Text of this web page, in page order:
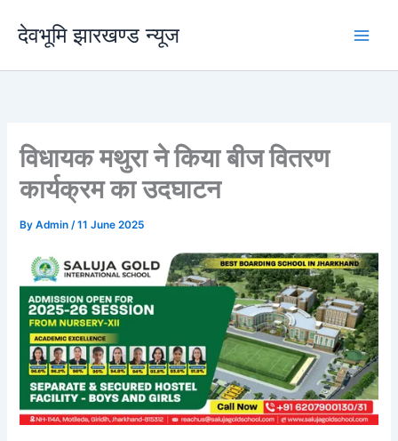
content
देवभूमि झारखण्ड न्यूज
विधायक मथुरा ने किया बीज वितरण
कार्यक्रम का उदघाटन
ByAdmin/11 June 2025